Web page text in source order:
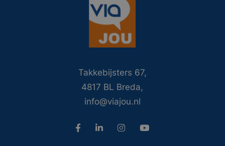
Takkebijsters 67,
4817 BL Breda,
info@viajou.nl